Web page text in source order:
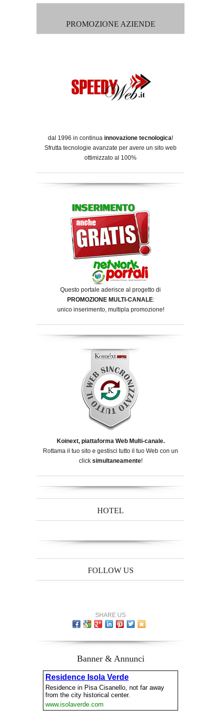
PROMOZIONE AZIENDE
dal 1996 in continua innovazione tecnologica!
Sfrutta tecnologie avanzate per avere un sito web
ottimizzato al 100%
Questo portale aderisce al progetto di
PROMOZIONE MULTI-CANALE:
unico inserimento, multipla promozione!
Koinext, piattaforma Web Multi-canale.
Rottama il tuo sito e gestisci tutto il tuo Web con un
click simultaneamente!
HOTEL
FOLLOW US
SHARE US
Banner & Annunci